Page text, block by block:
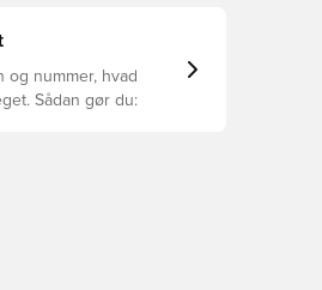
og nummer, hvad
Sådan gør du: